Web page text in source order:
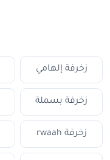
زخرفة إلهامي
زخرفة بسملة
زخرفة rwaah